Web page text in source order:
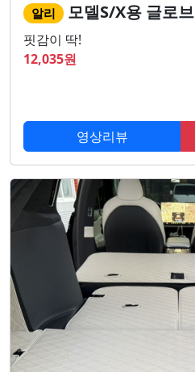
알리 모델S/X용 글로
핏감이 딱!
12,035원
영상리뷰